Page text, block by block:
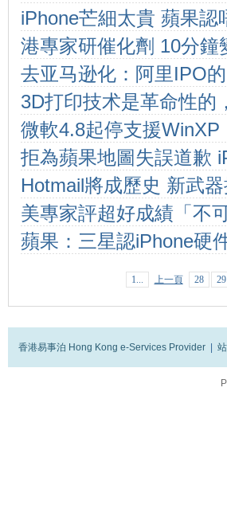
iPhone芒細太貴 蘋果認
港專家研催化劑 10分鐘
去亚马逊化：阿里IPO
3D打印技术是革命性的
微軟4.8起停支援WinXP
拒為蘋果地圖失誤道歉
Hotmail將成歷史 新武
美專家評超好成績「不
人」
蘋果：三星認iPhone硬
1... 上一頁 28 29
香港易事泊 Hong Kong e-Services Provider